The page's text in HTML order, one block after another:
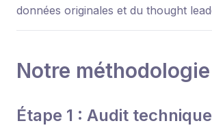
données originales et du thought
Notre méthodologie
Étape 1 : Audit technique